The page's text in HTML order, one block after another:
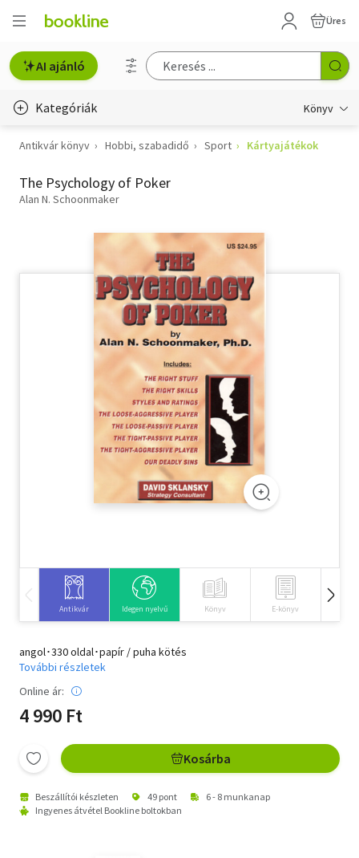
Üres
AI ajánló
Kategóriák Könyv
Életmód, egészség
Erotika
Szótár, nyelvkönyv
Tankönyv, segédkönyv
Társadalomtudomány
Antikvár könyv Hobbi, szabadidő Sport Kártyajátékok
The Psychology of Poker
Alan N. Schoonmaker
Antikvár Idegen nyelvű Könyv E-könyv
angol･330 oldal･papír / puha kötés
További részletek
Online ár:
4 990 Ft
Kosárba
Beszállítói készleten 49 pont
6 - 8 munkanap
Ingyenes átvétel Bookline boltokban